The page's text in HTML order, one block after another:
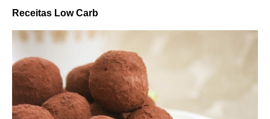
Receitas Low Carb